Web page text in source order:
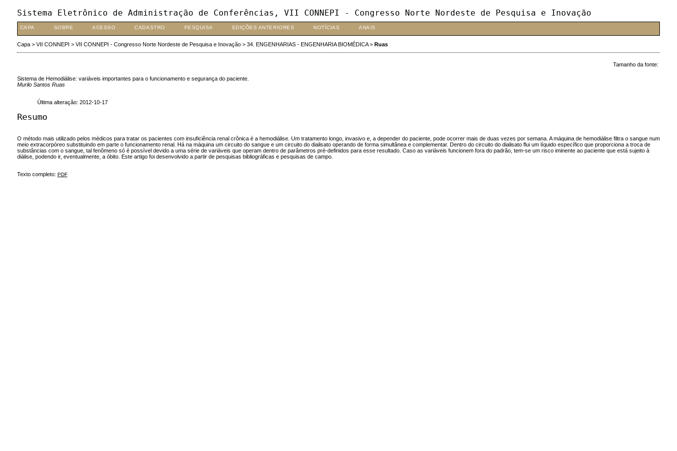
Sistema Eletrônico de Administração de Conferências, VII CONNEPI - Congresso Norte Nordeste de Pesquisa e Inovação
CAPA SOBRE ACESSO CADASTRO PESQUISA EDIÇÕES ANTERIORES NOTÍCIAS ANAIS
Capa> VII CONNEPI > VII CONNEPI - Congresso Norte Nordeste de Pesquisa e Inovação> 34. ENGENHARIAS - ENGENHARIA BIOMÉDICA> Ruas
Tamanho da fonte:
Sistema de Hemodiálise: variáveis importantes para o funcionamento e segurança do paciente.
Murilo Santos Ruas
Última alteração: 2012-10-17
Resumo
O método mais utilizado pelos médicos para tratar os pacientes com insuficiência renal crônica é a hemodiálise. Um tratamento longo, invasivo e, a depender do paciente, pode ocorrer mais de duas vezes por semana. A máquina de hemodiálise filtra o sangue num
meio extracorpóreo substituindo em parte o funcionamento renal. Há na máquina um circuito do sangue e um circuito do dialisato operando de forma simultânea e complementar. Dentro do circuito do dialisato flui um líquido específico que proporciona a troca de
substâncias com o sangue, tal fenômeno só é possível devido a uma série de variáveis que operam dentro de parâmetros pré-definidos para esse resultado. Caso as variáveis funcionem fora do padrão, tem-se um risco iminente ao paciente que está sujeito à
diálise, podendo ir, eventualmente, a óbito. Este artigo foi desenvolvido a partir de pesquisas bibliográficas e pesquisas de campo.
Texto completo: PDF